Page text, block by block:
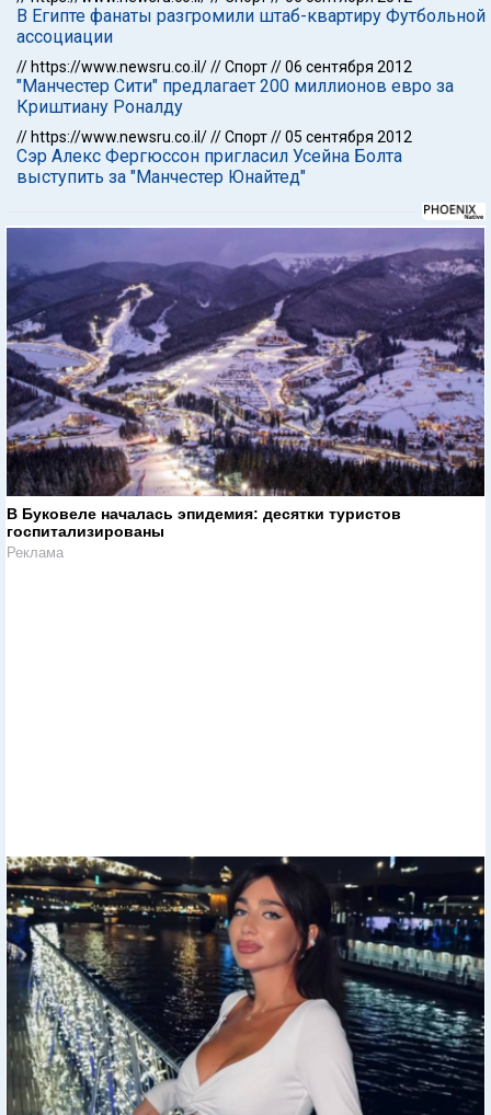
В Египте фанаты разгромили штаб-квартиру Футбольной
ассоциации
// https://www.newsru.co.il///Спорт//06 сентября 2012
"Манчестер Сити" предлагает 200 миллионов евро за
Криштиану Роналду
// https://www.newsru.co.il///Спорт//05 сентября 2012
Сэр Алекс Фергюссон пригласил Усейна Болта
выступить за "Манчестер Юнайтед"
В Буковеле началась эпидемия: десятки туристов
госпитализированы
Реклама